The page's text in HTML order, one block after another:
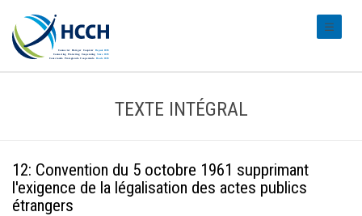
TEXTE INTÉGRAL
12: Convention du 5 octobre 1961 supprimant
l'exigence de la légalisation des actes publics
étrangers